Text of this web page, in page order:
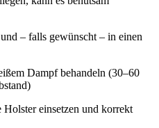
– falls gewünscht – in einen
Dampf behandeln (30–60
einsetzen und korrekt